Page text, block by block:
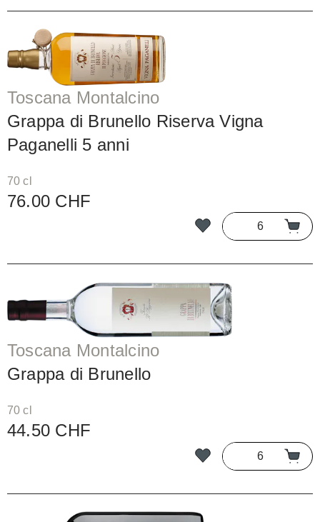
Toscana Montalcino
Grappa di Brunello Riserva Vigna
Paganelli 5 anni
70 cl
76.00 CHF
Toscana Montalcino
Grappa di Brunello
70 cl
44.50 CHF